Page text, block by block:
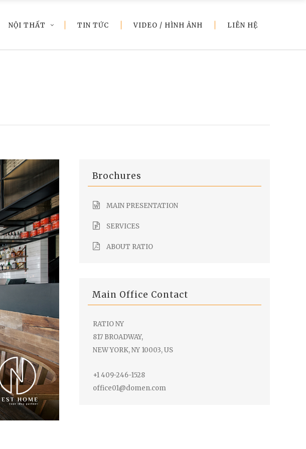
NỘI THẤT TIN TỨC VIDEO / HÌNH ẢNH LIÊN HỆ
Brochures
MAIN PRESENTATION
SERVICES
ABOUT RATIO
Main Office Contact
RATIO NY
817 BROADWAY,
NEW YORK, NY 10003, US
+1 409-246-1528
office01@domen.com